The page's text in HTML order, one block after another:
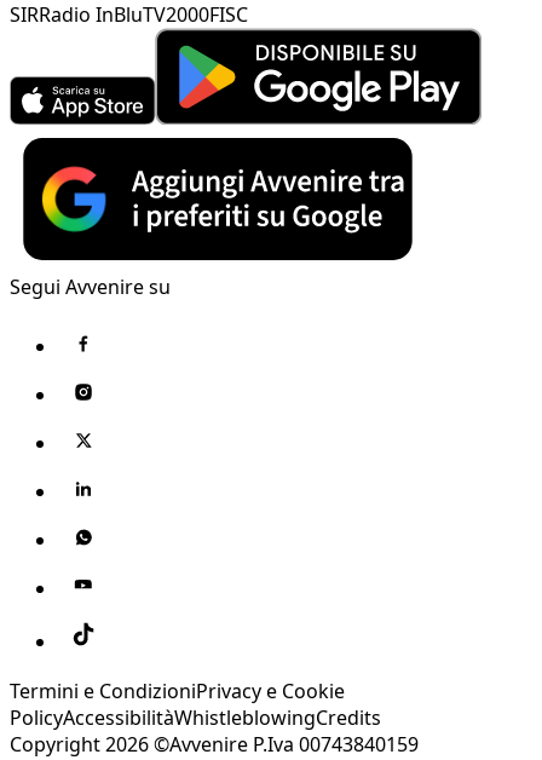
SIRRadio InBluTV2000FISC
Segui Avvenire su
Termini e CondizioniPrivacy e Cookie
PolicyAccessibilitàWhistleblowingCredits
Copyright 2026 ©Avvenire P.Iva 00743840159